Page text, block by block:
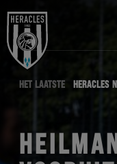
HET LAATSTE HERACLES